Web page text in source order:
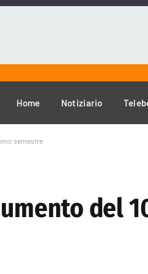
Home Notiziario
semestre
del